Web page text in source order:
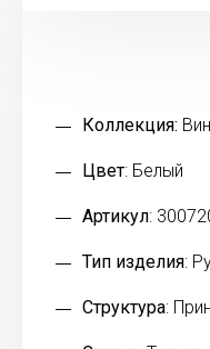
Коллекция:
Цвет: Белый
Артикул:
Тип изделия:
Структура: